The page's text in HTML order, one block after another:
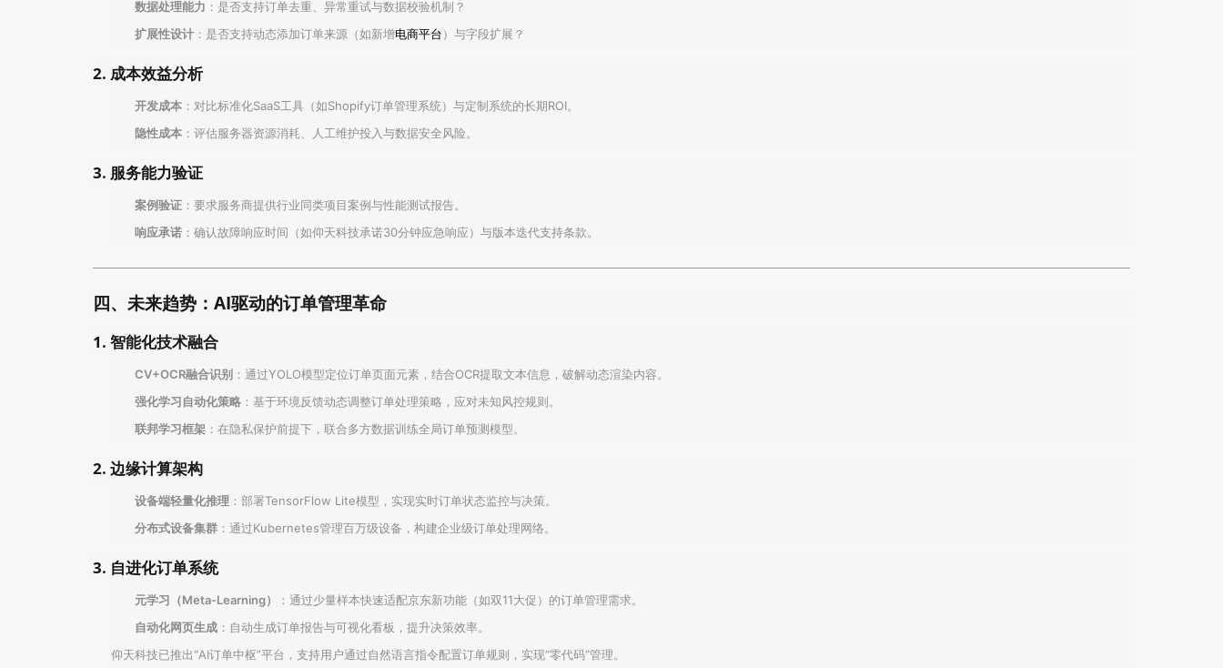
数据处理能力 ：是否支持订单去重、异常重试与数据校验机制？
扩展性设计 ：是否支持动态添加订单来源（如新增电商平台）与字段扩展？
2. 成本效益分析
开发成本 ：对比标准化SaaS工具（如Shopify订单管理系统）与定制系统的长期ROI。
隐性成本 ：评估服务器资源消耗、人工维护投入与数据安全风险。
3. 服务能力验证
案例验证 ：要求服务商提供行业同类项目案例与性能测试报告。
响应承诺 ：确认故障响应时间（如仰天科技承诺30分钟应急响应）与版本迭代支持条款。
四、未来趋势：AI驱动的订单管理革命
1. 智能化技术融合
CV+OCR融合识别 ：通过YOLO模型定位订单页面元素，结合OCR提取文本信息，破解动态渲染内容。
强化学习自动化策略 ：基于环境反馈动态调整订单处理策略，应对未知风控规则。
联邦学习框架 ：在隐私保护前提下，联合多方数据训练全局订单预测模型。
2. 边缘计算架构
设备端轻量化推理 ：部署TensorFlow Lite模型，实现实时订单状态监控与决策。
分布式设备集群 ：通过Kubernetes管理百万级设备，构建企业级订单处理网络。
3. 自进化订单系统
元学习（Meta-Learning）
：通过少量样本快速适配京东新功能（如双11大促）的订单管理需求。
自动化网页生成 ：自动生成订单报告与可视化看板，提升决策效率。
仰天科技已推出“AI订单中枢”平台，支持用户通过自然语言指令配置订单规则，实现“零代码”管理。